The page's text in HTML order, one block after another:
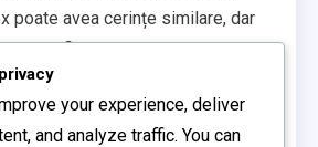
poate avea cerințe similare, dar
să verifice și restricțiile regionale
să verifice că contul lor este
your experience, deliver
and analyze traffic. You can